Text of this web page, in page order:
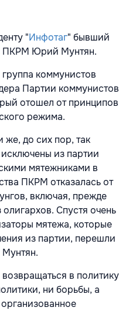
"Инфотаг" бывший
ПКРМ Юрий Мунтян.
коммунистов
Партии коммунистов
отошел от принципов
режима.
до сих пор, так
из партии
мятежниками в
ПКРМ отказалась от
включая, прежде
Спустя очень
мятежа, которые
из партии, перешли
в политику
ни борьбы, а